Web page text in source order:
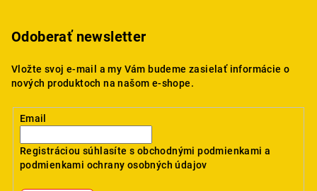
Odoberať newsletter
Vložte svoj e-mail a my Vám budeme zasielať informácie o
nových produktoch na našom e-shope.
Email
Registráciou súhlasíte s obchodnými podmienkami a
podmienkami ochrany osobných údajov